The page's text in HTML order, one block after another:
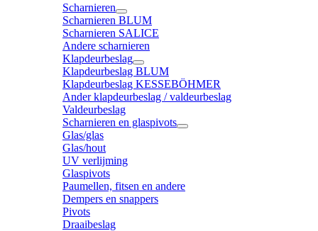
Scharnieren
Scharnieren BLUM
Scharnieren SALICE
Andere scharnieren
Klapdeurbeslag
Klapdeurbeslag BLUM
Klapdeurbeslag KESSEBÖHMER
Ander klapdeurbeslag / valdeurbeslag
Valdeurbeslag
Scharnieren en glaspivots
Glas/glas
Glas/hout
UV verlijming
Glaspivots
Paumellen, fitsen en andere
Dempers en snappers
Pivots
Draaibeslag